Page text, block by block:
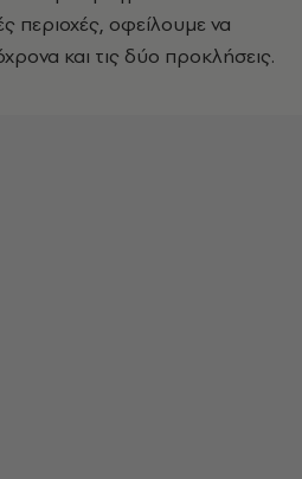
περιοχές, οφείλουμε να
και τις δύο προκλήσεις.